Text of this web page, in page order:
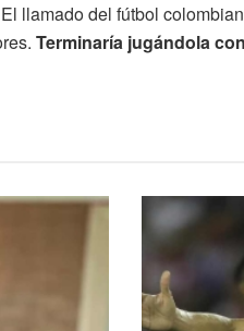
llamado del fútbol
Terminaría jugándola